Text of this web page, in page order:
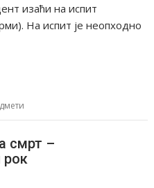
изаћи на испит
На испит је неопходно
смрт –
рок